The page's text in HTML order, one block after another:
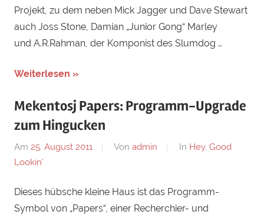
Projekt, zu dem neben Mick Jagger und Dave Stewart
auch Joss Stone, Damian „Junior Gong“ Marley
und A.R.Rahman, der Komponist des Slumdog …
Weiterlesen »
Mekentosj Papers: Programm-Upgrade
zum Hingucken
Am 25. August 2011 Von admin In Hey, Good
Lookin'
Dieses hübsche kleine Haus ist das Programm-
Symbol von „Papers“, einer Recherchier- und